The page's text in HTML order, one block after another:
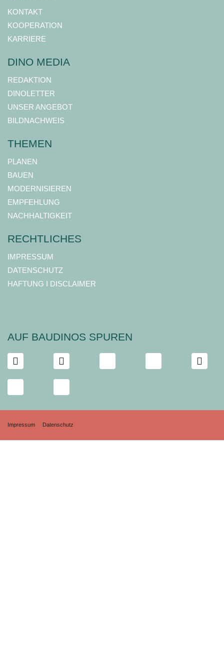
KONTAKT
KOOPERATION
KARRIERE
DINO MEDIA
REDAKTION
DINOLETTER
UNSER ANGEBOT
BILDNACHWEIS
THEMEN
PLANEN
BAUEN
MODERNISIEREN
EMPFEHLUNG
NACHHALTIGKEIT
RECHTLICHES
IMPRESSUM
DATENSCHUTZ
HAFTUNG I DISCLAIMER
AUF BAUDINOS SPUREN
Impressum Datenschutz